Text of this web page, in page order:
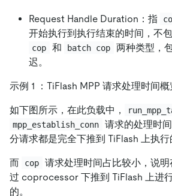
Request Handle Duration：指
开始执行到执行结束的时间，不
cop 和 batch cop
两种类型，
迟。
示例 1 ：TiFlash MPP 请求处理时间概
如下图所示，在此负载中，
mpp_establish_conn
请求的处理时
分请求都是完全下推到 TiFlash 上执行
而 cop
请求处理时间占比较小，说
过 coprocessor 下推到 TiFlash 上进
的。